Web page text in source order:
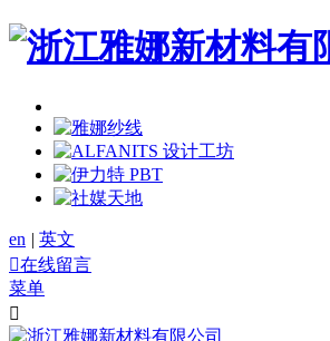
en | 英文
在线留言
菜单
